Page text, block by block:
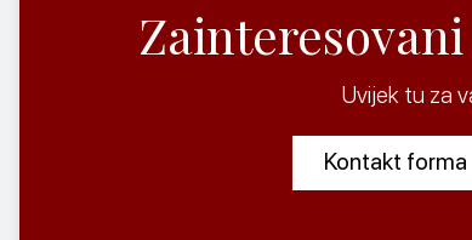
Uvijek tu za
Kontakt forma